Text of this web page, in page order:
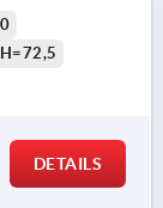
H=72,5
DETAILS